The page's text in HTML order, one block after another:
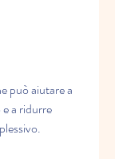
a ridurre